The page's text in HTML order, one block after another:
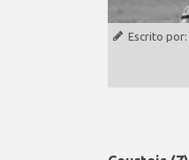
Escrito por: